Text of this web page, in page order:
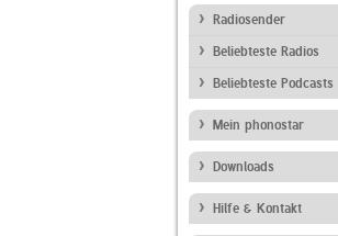
Radiosender
Beliebteste Radios
Beliebteste Podcasts
Mein phonostar
Downloads
Hilfe & Kontakt